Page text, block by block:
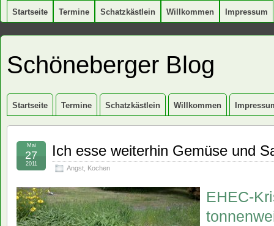
Startseite Termine Schatzkästlein Willkommen Impressum
Schöneberger Blog
Startseite Termine Schatzkästlein Willkommen
Ich esse weiterhin Gemüse und
Angst Kochen
Mai
27
2011
EHEC-